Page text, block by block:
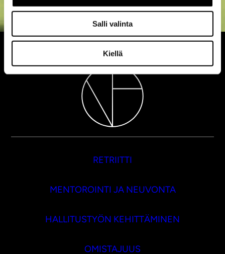
Salli valinta
Kiellä
RETRIITTI
MENTOROINTI JA NEUVONTA
HALLITUSTYÖN KEHITTÄMINEN
OMISTAJUUS